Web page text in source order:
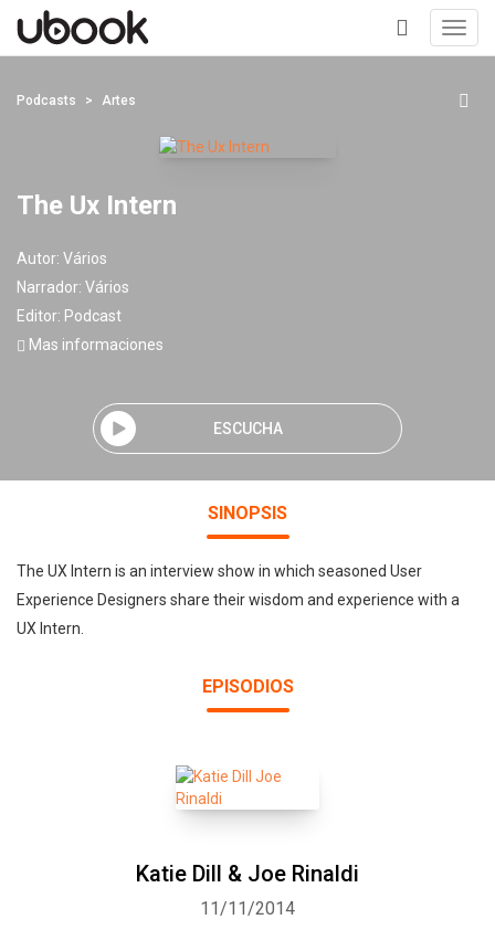
+
Podcasts Artes
The Ux Intern
Autor: Vários
Narrador: Vários
Editor: Podcast
Mas informaciones
ESCUCHA
SINOPSIS
The UX Intern is an interview show in which seasoned User
Experience Designers share their wisdom and experience with a
UX Intern.
EPISODIOS
Katie Dill & Joe Rinaldi
11/11/2014